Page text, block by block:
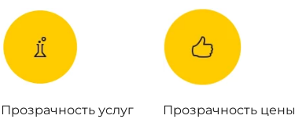
Прозрачность услуг Прозрачность цены